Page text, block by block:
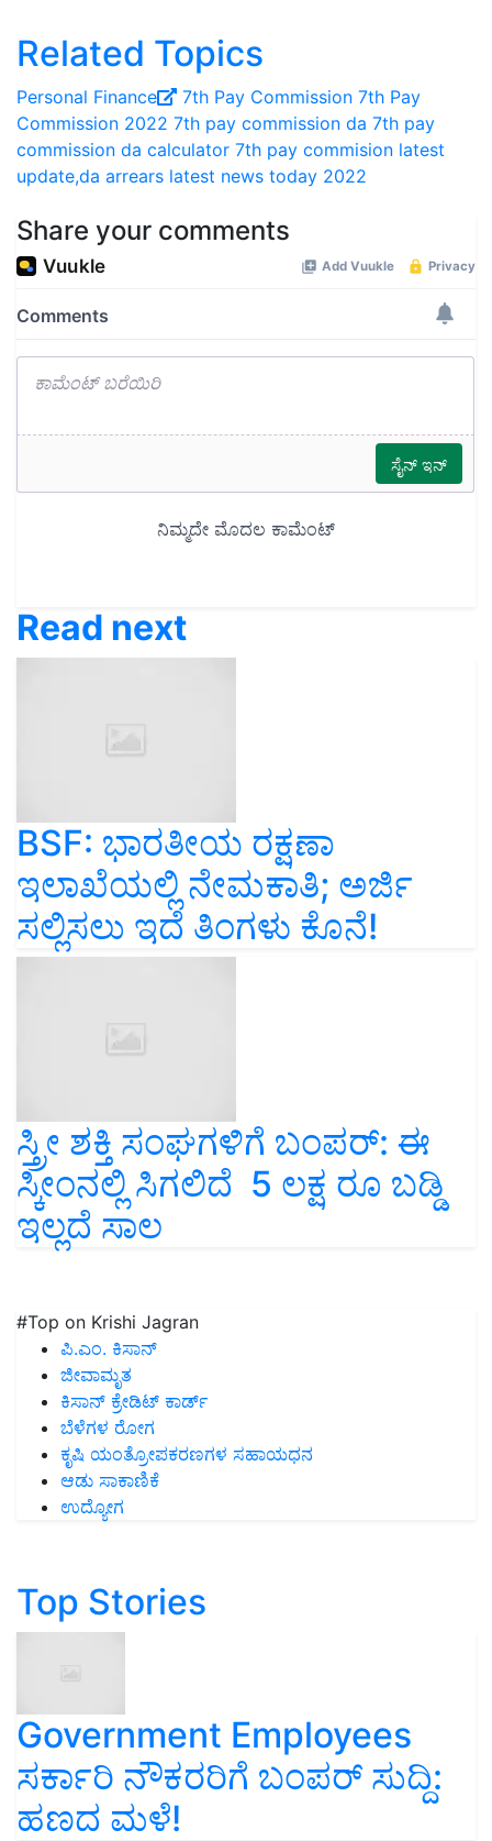
Related Topics
Personal Finance 7th Pay Commission 7th Pay
Commission 2022 7th pay commission da 7th pay
commission da calculator 7th pay commision latest
update,da arrears latest news today 2022
Share your comments
Read next
BSF: ಭಾರತೀಯ ರಕ್ಷಣಾ
ಇಲಾಖೆಯಲ್ಲಿ ನೇಮಕಾತಿ; ಅರ್ಜಿ
ಸಲ್ಲಿಸಲು ಇದೆ ತಿಂಗಳು ಕೊನೆ!
ಸ್ತ್ರೀ ಶಕ್ತಿ ಸಂಘಗಳಿಗೆ ಬಂಪರ್‌: ಈ
ಸ್ಕೀಂನಲ್ಲಿ ಸಿಗಲಿದೆ 5 ಲಕ್ಷ ರೂ ಬಡ್ಡಿ
ಇಲ್ಲದೆ ಸಾಲ
#Top on Krishi Jagran
ಪಿ.ಎಂ. ಕಿಸಾನ್
ಜೀವಾಮೃತ
ಕಿಸಾನ್ ಕ್ರೇಡಿಟ್ ಕಾರ್ಡ್
ಬೆಳೆಗಳ ರೋಗ
ಕೃಷಿ ಯಂತ್ರೋಪಕರಣಗಳ ಸಹಾಯಧನ
ಆಡು ಸಾಕಾಣಿಕೆ
ಉದ್ಯೋಗ
Top Stories
Government Employees
ಸರ್ಕಾರಿ ನೌಕರರಿಗೆ ಬಂಪರ್‌ ಸುದ್ದಿ:
ಹಣದ ಮಳೆ!